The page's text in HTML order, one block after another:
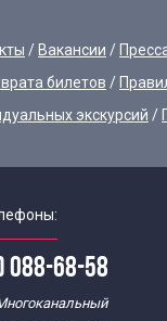
Вакансии
билетов
экскурсий
088-68-58